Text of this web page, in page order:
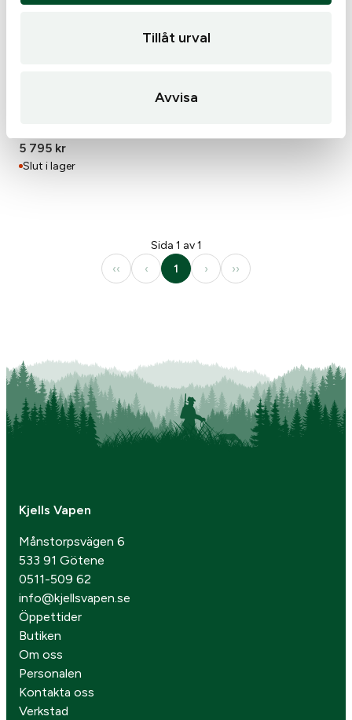
Tillåt urval
Avvisa
5 795 kr
Slut i lager
Sida 1 av 1
‹‹
‹ 1 › ››
Kjells Vapen
Månstorpsvägen 6
533 91 Götene
0511-509 62
info@kjellsvapen.se
Öppettider
Butiken
Om oss
Personalen
Kontakta oss
Verkstad